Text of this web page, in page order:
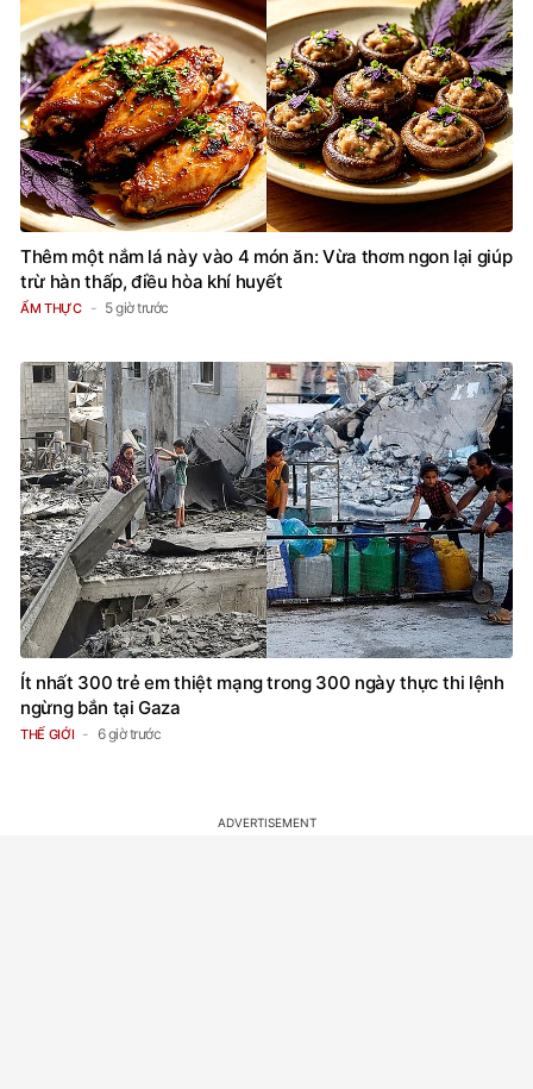
Thêm một nắm lá này vào 4 món ăn: Vừa thơm ngon lại giúp
trừ hàn thấp, điều hòa khí huyết
ẨM THỰC 5 giờ trước
Ít nhất 300 trẻ em thiệt mạng trong 300 ngày thực thi lệnh
ngừng bắn tại Gaza
THẾ GIỚI 6 giờ trước